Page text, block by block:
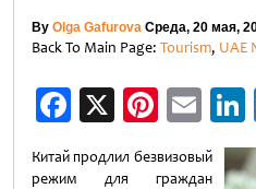
By Olga Gafurova Среда, 20 мая,
Back To Main Page: Tourism, UAE
Facebook
X
Китай продлил безвизовый
режим для граждан